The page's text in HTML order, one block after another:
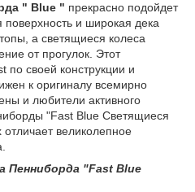
" Blue " прекрасно подойдет
и широкая дека
а светящиеся колеса
от прогулок. Этот
своей конструкции и
к оригиналу всемирно
и любители активного
"Fast Blue Светящиеся
великолепное
Пенниборда "Fast Blue